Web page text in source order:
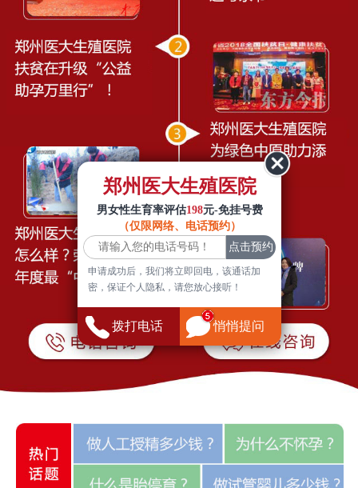
郑州医大生殖医院
男女性生育率评估198元-免挂号费
（仅限网络、电话预约）
申请成功后，我们将立即回电，该通话加
密，保证个人隐私，请您放心接听！
拨打电话 悄悄提问